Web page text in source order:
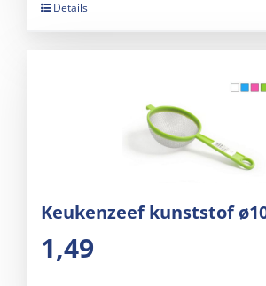
Details
Keukenzeef kunststof
1,49